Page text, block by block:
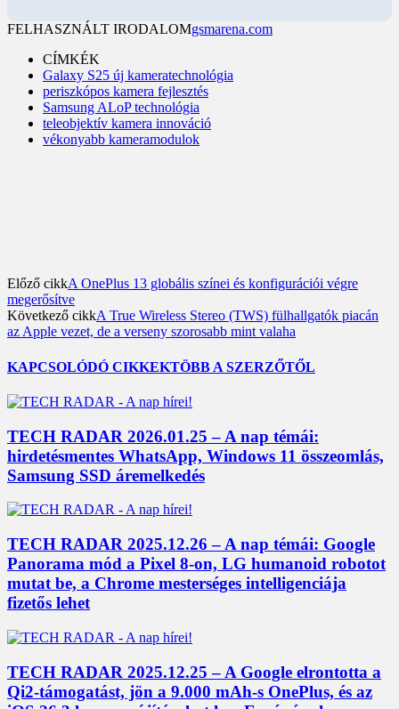
FELHASZNÁLT IRODALOMgsmarena.com
CÍMKÉK
Galaxy S25 új kameratechnológia
periszkópos kamera fejlesztés
Samsung ALoP technológia
teleobjektív kamera innováció
vékonyabb kameramodulok
Előző cikkA OnePlus 13 globális színei és konfigurációi végre
megerősítve
Következő cikkA True Wireless Stereo (TWS) fülhallgatók piacán
az Apple vezet, de a verseny szorosabb mint valaha
KAPCSOLÓDÓ CIKKEKTÖBB A SZERZŐTŐL
TECH RADAR 2026.01.25 – A nap témái:
hirdetésmentes WhatsApp, Windows 11 összeomlás,
Samsung SSD áremelkedés
TECH RADAR 2025.12.26 – A nap témái: Google
Panorama mód a Pixel 8-on, LG humanoid robotot
mutat be, a Chrome mesterséges intelligenciája
fizetős lehet
TECH RADAR 2025.12.25 – A Google elrontotta a
Qi2-támogatást, jön a 9.000 mAh-s OnePlus, és az